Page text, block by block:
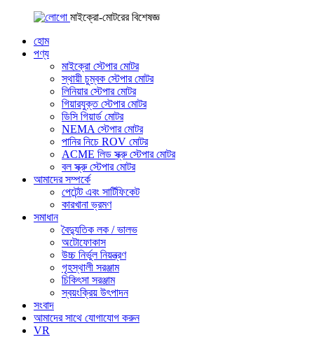
মাইক্রো-মোটরের বিশেষজ্ঞ
হোম
পণ্য
মাইক্রো স্টেপার মোটর
স্থায়ী চুম্বক স্টেপার মোটর
লিনিয়ার স্টেপার মোটর
গিয়ারযুক্ত স্টেপার মোটর
ডিসি গিয়ার্ড মোটর
NEMA স্টেপার মোটর
পানির নিচে ROV মোটর
ACME লিড স্ক্রু স্টেপার মোটর
বল স্ক্রু স্টেপার মোটর
আমাদের সম্পর্কে
পেটেন্ট এবং সার্টিফিকেট
কারখানা ভ্রমণ
সমাধান
বৈদ্যুতিক লক / ভালভ
অটোফোকাস
উচ্চ নির্ভুল নিয়ন্ত্রণ
গৃহস্থালী সরঞ্জাম
চিকিৎসা সরঞ্জাম
স্বয়ংক্রিয় উৎপাদন
সংবাদ
আমাদের সাথে যোগাযোগ করুন
VR